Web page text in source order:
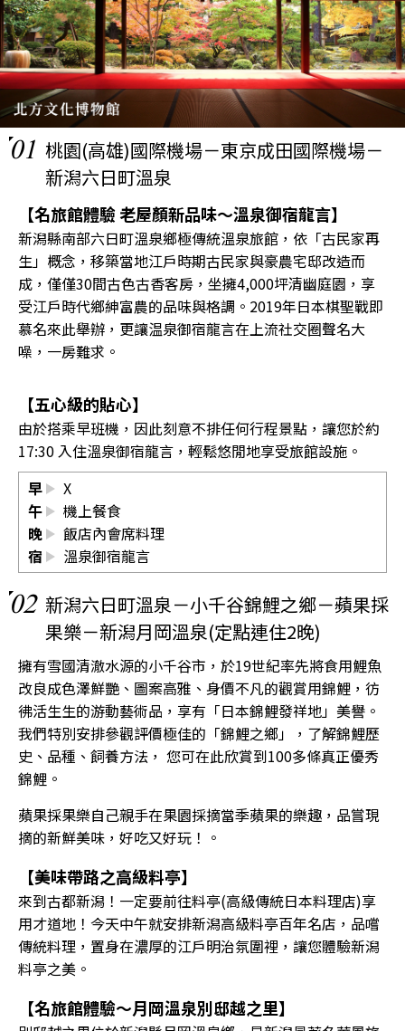
01 桃園(高雄)國際機場－東京成田國際機場－
新潟六日町溫泉
【名旅館體驗 老屋顏新品味〜溫泉御宿龍言】
新潟縣南部六日町溫泉鄉極傳統溫泉旅館，依「古民家再
生」概念，移築當地江戶時期古民家與豪農宅邸改造而
成，僅僅30間古色古香客房，坐擁4,000坪清幽庭園，享
受江戶時代鄉紳富農的品味與格調。2019年日本棋聖戰即
慕名來此舉辦，更讓温泉御宿龍言在上流社交圈聲名大
噪，一房難求。
【五心級的貼心】
由於搭乘早班機，因此刻意不排任何行程景點，讓您於約
17:30 入住溫泉御宿龍言，輕鬆悠閒地享受旅館設施。
早
X
午
機上餐食
晚
飯店內會席料理
宿
溫泉御宿龍言
02 新潟六日町溫泉－小千谷錦鯉之鄉－蘋果採
果樂－新潟月岡溫泉(定點連住2晚)
擁有雪國清澈水源的小千谷市，於19世紀率先將食用鯉魚
改良成色澤鮮艷、圖案高雅、身價不凡的觀賞用錦鯉，彷
彿活生生的游動藝術品，享有「日本錦鯉發祥地」美譽。
我們特別安排參觀評價極佳的「錦鯉之鄉」，了解錦鯉歷
史、品種、飼養方法， 您可在此欣賞到100多條真正優秀
錦鯉。
蘋果採果樂自己親手在果園採摘當季蘋果的樂趣，品嘗現
摘的新鮮美味，好吃又好玩！。
【美味帶路之高級料亭】
來到古都新潟！一定要前往料亭(高級傳統日本料理店)享
用才道地！今天中午就安排新潟高級料亭百年名店，品嚐
傳統料理，置身在濃厚的江戶明治氛圍裡，讓您體驗新潟
料亭之美。
【名旅館體驗〜月岡溫泉別邸越之里】